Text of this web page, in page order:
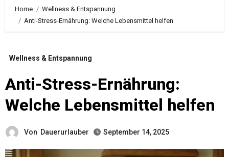
Home
Wellness & Entspannung
Anti-Stress-Ernährung: Welche Lebensmittel helfen
Wellness & Entspannung
Anti-Stress-Ernährung:
Welche Lebensmittel helfen
Von Dauerurlauber September 14, 2025